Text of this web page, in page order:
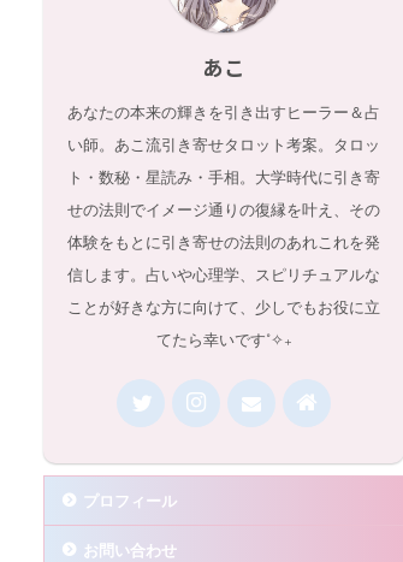
あこ
あなたの本来の輝きを引き出すヒーラー＆占
い師。あこ流引き寄せタロット考案。タロッ
ト・数秘・星読み・手相。大学時代に引き寄
せの法則でイメージ通りの復縁を叶え、その
体験をもとに引き寄せの法則のあれこれを発
信します。占いや心理学、スピリチュアルな
ことが好きな方に向けて、少しでもお役に立
てたら幸いです˚✧₊
プロフィール
お問い合わせ